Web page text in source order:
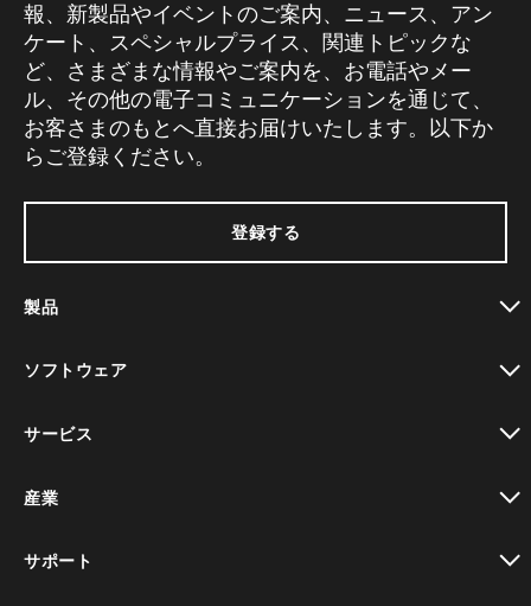
報、新製品やイベントのご案内、ニュース、アン
ケート、スペシャルプライス、関連トピックな
ど、さまざまな情報やご案内を、お電話やメー
ル、その他の電子コミュニケーションを通じて、
お客さまのもとへ直接お届けいたします。以下か
らご登録ください。
登録する
製品
ソフトウェア
サービス
産業
サポート